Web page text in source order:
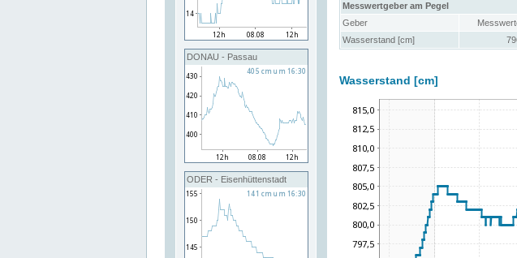
DONAU - Passau
ODER - Eisenhüttenstadt
Messwertgeber am Pegel
Geber
Wasserstand [cm]
Wasserstand [cm]